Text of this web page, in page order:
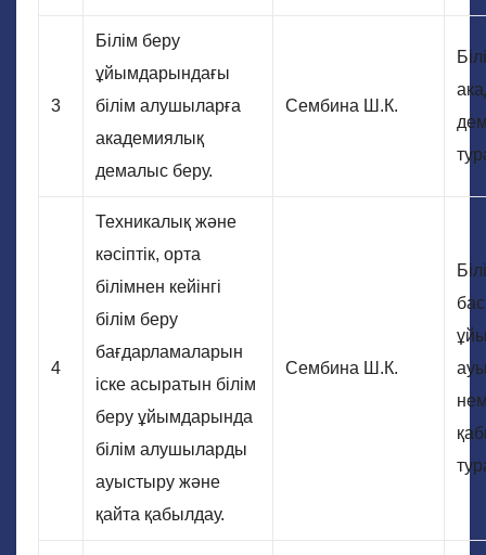
3
Білім беру
ұйымдарындағы
білім алушыларға
академиялық
демалыс беру.
Сембина Ш.К.
4
Техникалық және
кәсіптік, орта
білімнен кейінгі
білім беру
бағдарламаларын
іске асыратын білім
беру ұйымдарында
білім алушыларды
ауыстыру және
қайта қабылдау.
Сембина Ш.К.